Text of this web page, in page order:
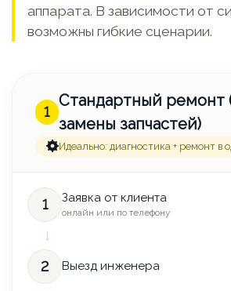
аппарата. В зависимости от
возможны гибкие сценарии.
1
Стандартный ремонт
замены запчастей)
Идеально: диагностика + ремонт в
1 Заявка от клиента
онлайн или по телефону
→
2 Выезд инженера